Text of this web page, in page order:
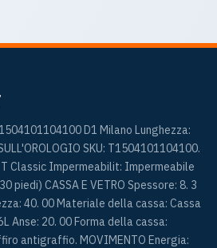
D1 Milano Lunghezza:
SKU: T1504101104100.
Classic Impermeabilit: Impermeabile
piedi) CASSA E VETRO Spessore: 8. 3
40. 00 Materiale della cassa: Cassa
Anse: 20. 00 Forma della cassa:
antigraffio. MOVIMENTO Energia: